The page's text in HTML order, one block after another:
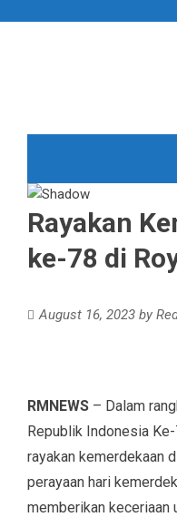
Rayakan
ke-78 di
August 16, 2023 by
RMNEWS – Dalam
Republik Indonesia
rayakan kemerdekaan
perayaan hari
memberikan keceriaan